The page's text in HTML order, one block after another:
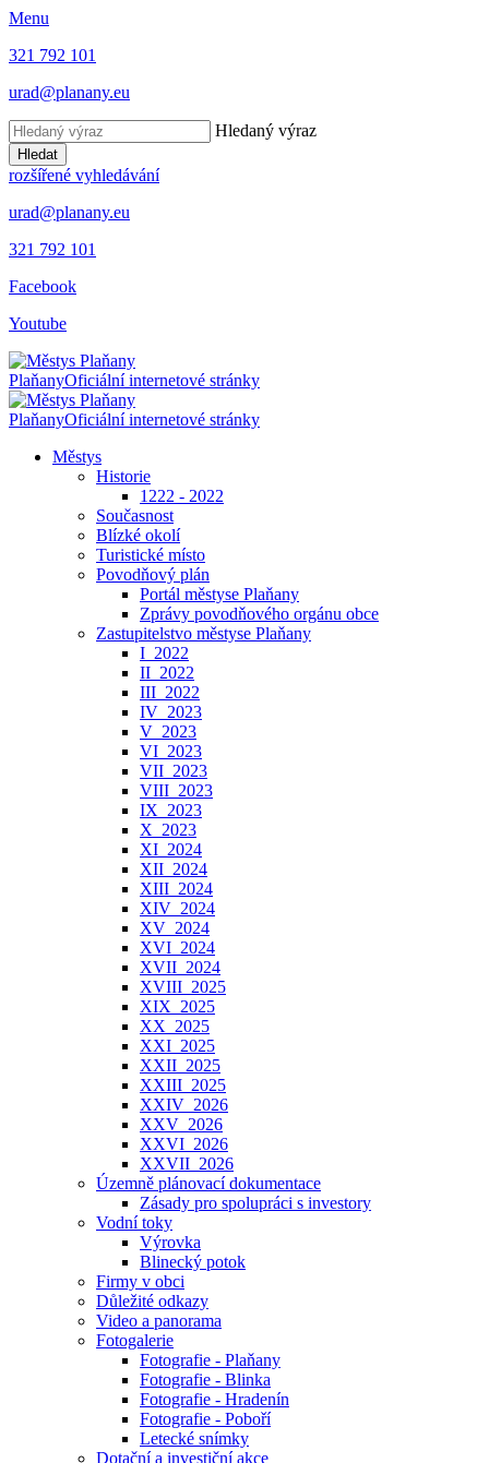
Menu
321 792 101
urad@planany.eu
Hledaný výraz
Hledat
rozšířené vyhledávání
urad@planany.eu
321 792 101
Facebook
Youtube
PlaňanyOficiální internetové stránky
PlaňanyOficiální internetové stránky
Městys
Historie
1222 - 2022
Současnost
Blízké okolí
Turistické místo
Povodňový plán
Portál městyse Plaňany
Zprávy povodňového orgánu obce
Zastupitelstvo městyse Plaňany
I_2022
II_2022
III_2022
IV_2023
V_2023
VI_2023
VII_2023
VIII_2023
IX_2023
X_2023
XI_2024
XII_2024
XIII_2024
XIV_2024
XV_2024
XVI_2024
XVII_2024
XVIII_2025
XIX_2025
XX_2025
XXI_2025
XXII_2025
XXIII_2025
XXIV_2026
XXV_2026
XXVI_2026
XXVII_2026
Územně plánovací dokumentace
Zásady pro spolupráci s investory
Vodní toky
Výrovka
Blinecký potok
Firmy v obci
Důležité odkazy
Video a panorama
Fotogalerie
Fotografie - Plaňany
Fotografie - Blinka
Fotografie - Hradenín
Fotografie - Poboří
Letecké snímky
Dotační a investiční akce